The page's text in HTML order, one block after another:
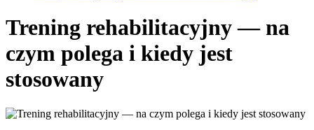
Trening rehabilitacyjny — na
czym polega i kiedy jest
stosowany